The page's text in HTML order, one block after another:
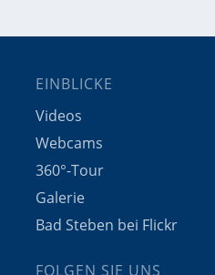
EINBLICKE
Videos
Webcams
360°-Tour
Galerie
Bad Steben bei Flickr
FOLGEN SIE UNS